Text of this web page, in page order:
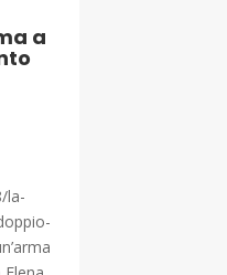
a
la-